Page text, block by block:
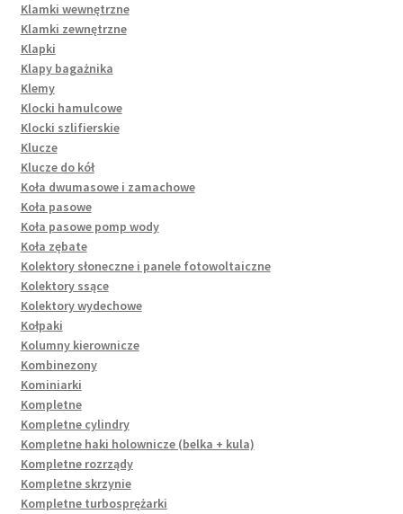
Klamki wewnętrzne
Klamki zewnętrzne
Klapki
Klapy bagażnika
Klemy
Klocki hamulcowe
Klocki szlifierskie
Klucze
Klucze do kół
Koła dwumasowe i zamachowe
Koła pasowe
Koła pasowe pomp wody
Koła zębate
Kolektory słoneczne i panele fotowoltaiczne
Kolektory ssące
Kolektory wydechowe
Kołpaki
Kolumny kierownicze
Kombinezony
Kominiarki
Kompletne
Kompletne cylindry
Kompletne haki holownicze (belka + kula)
Kompletne rozrządy
Kompletne skrzynie
Kompletne turbosprężarki